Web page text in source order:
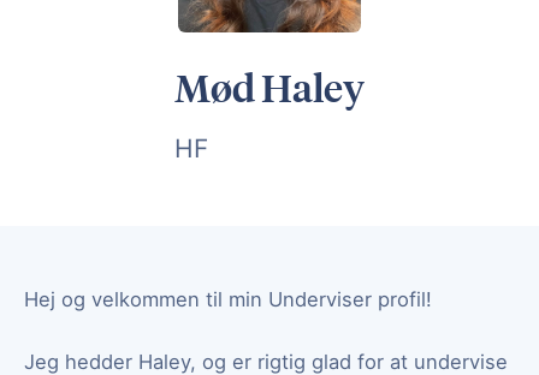
Mød Haley
HF
Hej og velkommen til min Underviser profil!
Jeg hedder Haley, og er rigtig glad for at undervise